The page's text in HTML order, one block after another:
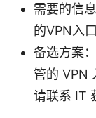
需要的信
的VPN入
备选方案
管的 VPN
请联系 IT